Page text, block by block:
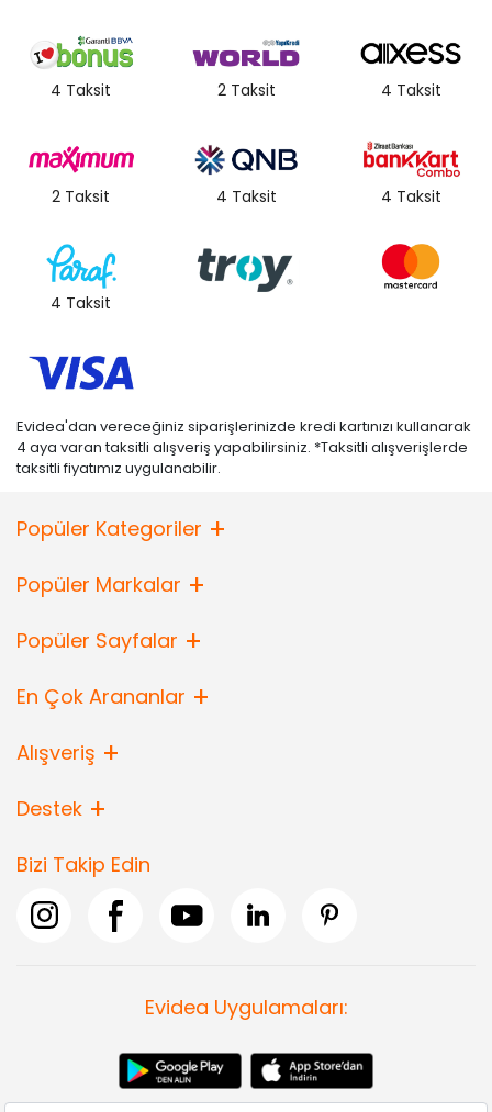
4 Taksit 2 Taksit 4 Taksit
2 Taksit 4 Taksit 4 Taksit
4 Taksit
Evidea'dan vereceğiniz siparişlerinizde kredi kartınızı kullanarak
4 aya varan taksitli alışveriş yapabilirsiniz. *Taksitli alışverişlerde
taksitli fiyatımız uygulanabilir.
Popüler Kategoriler
Popüler Markalar
Popüler Sayfalar
En Çok Arananlar
Alışveriş
Destek
Bizi Takip Edin
Evidea Uygulamaları: